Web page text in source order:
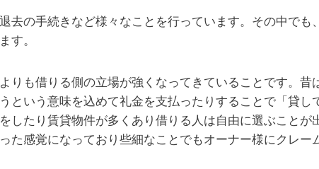
去の手続きなど様々なことを行っています。その中で
す。
りも借りる側の立場が強くなってきていることです。
という意味を込めて礼金を支払ったりすることで「貸し
したり賃貸物件が多くあり借りる人は自由に選ぶこと
た感覚になっており些細なことでもオーナー様にクレー